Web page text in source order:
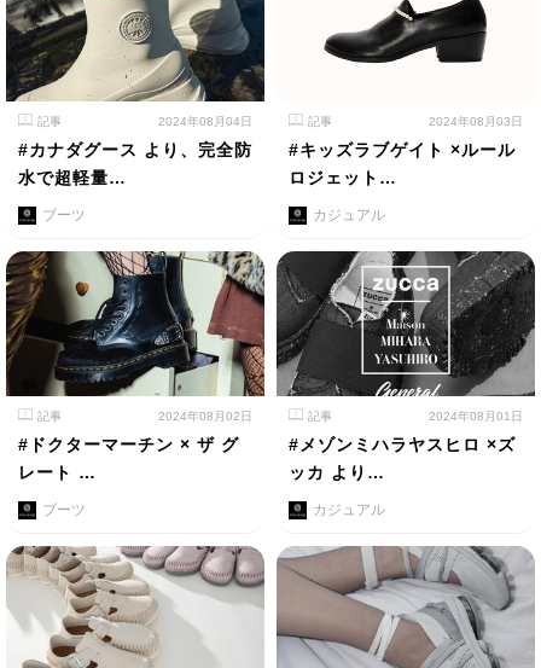
記事 2024年08月04日
#カナダグース より、完全防
水で超軽量…
ブーツ
記事 2024年08月03日
#キッズラブゲイト ×ルール
ロジェット…
カジュアル
記事 2024年08月02日
#ドクターマーチン × ザ グ
レート …
ブーツ
記事 2024年08月01日
#メゾンミハラヤスヒロ ×ズ
ッカ より…
カジュアル